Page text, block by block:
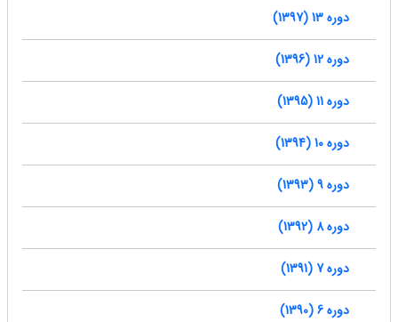
دوره 13 (1397)
دوره 12 (1396)
دوره 11 (1395)
دوره 10 (1394)
دوره 9 (1393)
دوره 8 (1392)
دوره 7 (1391)
دوره 6 (1390)